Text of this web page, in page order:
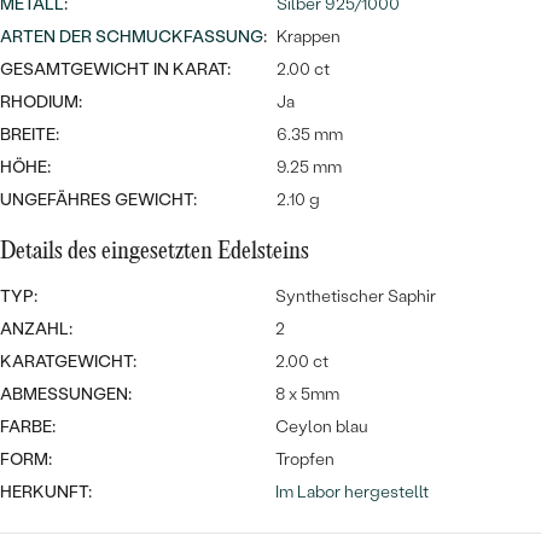
Meistverkaufte
Eheringe
ANSCHAUEN
MIT EDELSTEIN
NACH MATERIAL
GOLD
PLATIN
EDELSTEINSCHMUCK
SCHMUCK MIT LAB GROWN
DIAMANTEN
PERLENSCHMUCK
PERSONALISIERT
SYMBOLISCH
MINIMALISTISCH
NACH ANLASS
PREISWERTE
LUXURIÖSE
LUXURIÖSE
METALL:
Silber 925/1000
ARTEN DER SCHMUCKFASSUNG: Krappen
GESAMTGEWICHT IN KARAT:
2.00 ct
RHODIUM:
Ja
BREITE:
6.35 mm
HÖHE:
9.25 mm
UNGEFÄHRES GEWICHT:
2.10 g
Details des eingesetzten Edelsteins
TYP:
Synthetischer Saphir
ANZAHL:
2
KARATGEWICHT:
2.00 ct
ABMESSUNGEN:
8 x 5mm
FARBE:
Ceylon blau
FORM:
Tropfen
HERKUNFT:
Im Labor hergestellt